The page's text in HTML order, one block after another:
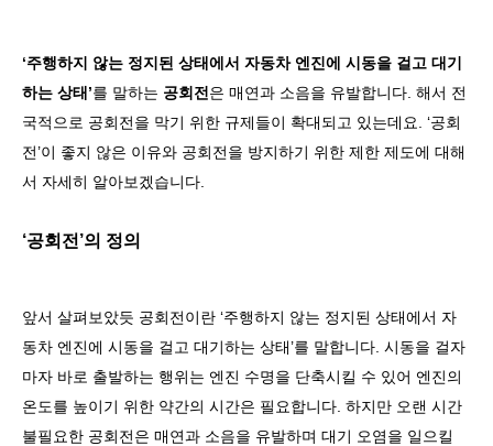
‘주행하지 않는 정지된 상태에서 자동차 엔진에 시동을 걸고 대기
하는 상태 ’를 말하는 공회전 은 매연과 소음을 유발합니다 해서 전
국적으로 공회전을 막기 위한 규제들이 확대되고 있는데요
. ‘공회
전’이 좋지 않은 이유와 공회전을 방지하기 위한 제한 제도에 대해
서 자세히 알아보겠습니다
‘공회전 ’의 정의
앞서 살펴보았듯 공회전이란 ‘주행하지 않는 정지된 상태에서 자
동차 엔진에 시동을 걸고 대기하는 상태’를 말합니다 시동을 걸자
마자 바로 출발하는 행위는 엔진 수명을 단축시킬 수 있어 엔진의
온도를 높이기 위한 약간의 시간은 필요합니다 하지만 오랜 시간
불필요한 공회전은 매연과 소음을 유발하며 대기 오염을 일으킬